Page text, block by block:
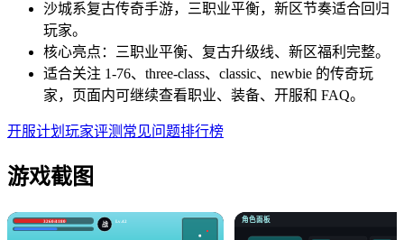
沙城系复古传奇手游，三职业平衡，新区节奏适合回归
玩家。
核心亮点：三职业平衡、复古升级线、新区福利完整。
适合关注 1-76、three-class、classic、newbie 的传奇玩
家，页面内可继续查看职业、装备、开服和 FAQ。
开服计划 玩家评测 常见问题排行榜
游戏截图
3260/4180 战 Lv.42 角色面板